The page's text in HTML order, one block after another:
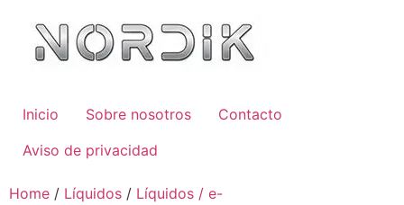
Inicio Sobre nosotros
Contacto
Aviso de privacidad
Home / Líquidos / Líquidos / e-